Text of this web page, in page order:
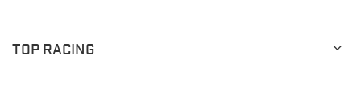
TOP RACING